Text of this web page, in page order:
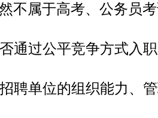
属于高考、公务员考
通过公平竞争方式入
聘单位的组织能力、